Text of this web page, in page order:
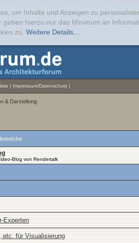
um Inhalte und Anzeigen zu
geben hierzu nur das Minimum an
zu. Weitere Details...
| Impressum/Datenschutz |
& Darstellung
Blog von Rendertalk
Experten
etc. für Visualisierung